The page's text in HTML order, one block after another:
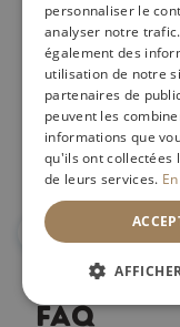
Quelle est
stocker un
Une bonne
hermétique, de
imperméable
respirante. Le
poussière, de
investissement
FAQ
personnaliser le
analyser notre
également des
utilisation de notre
partenaires de
peuvent les
informations que
qu'ils ont collectées
de leurs services.